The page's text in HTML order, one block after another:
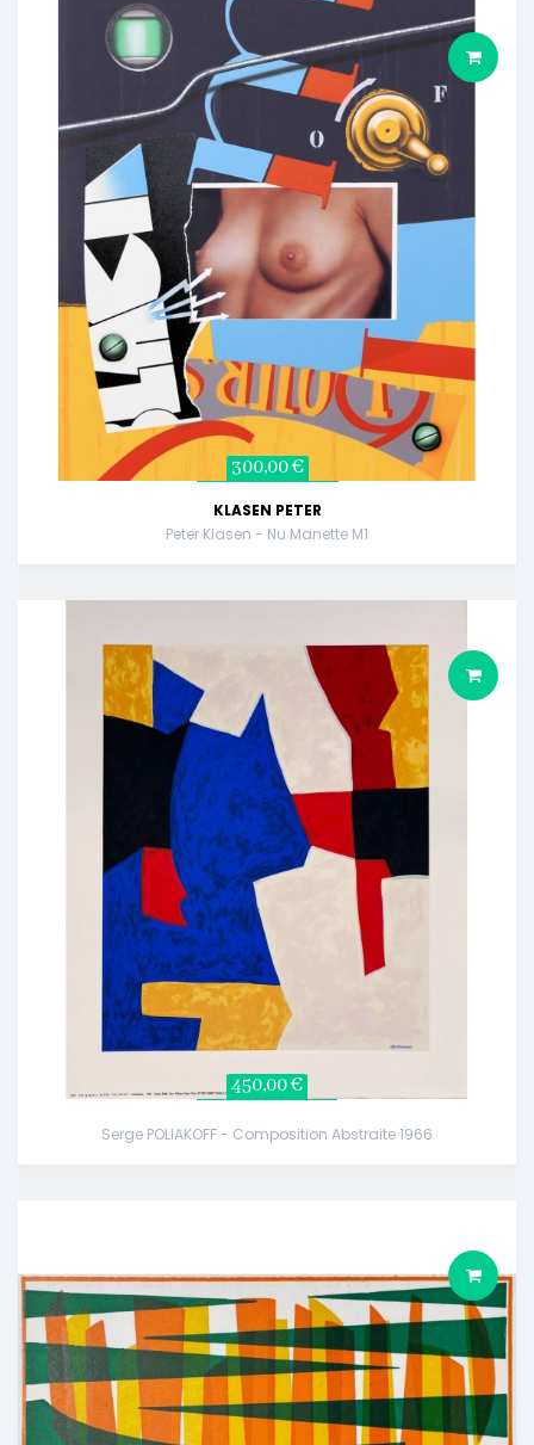
300,00 €
KLASEN PETER
Peter Klasen - Nu Manette M1
450,00 €
Serge POLIAKOFF - Composition Abstraite 1966